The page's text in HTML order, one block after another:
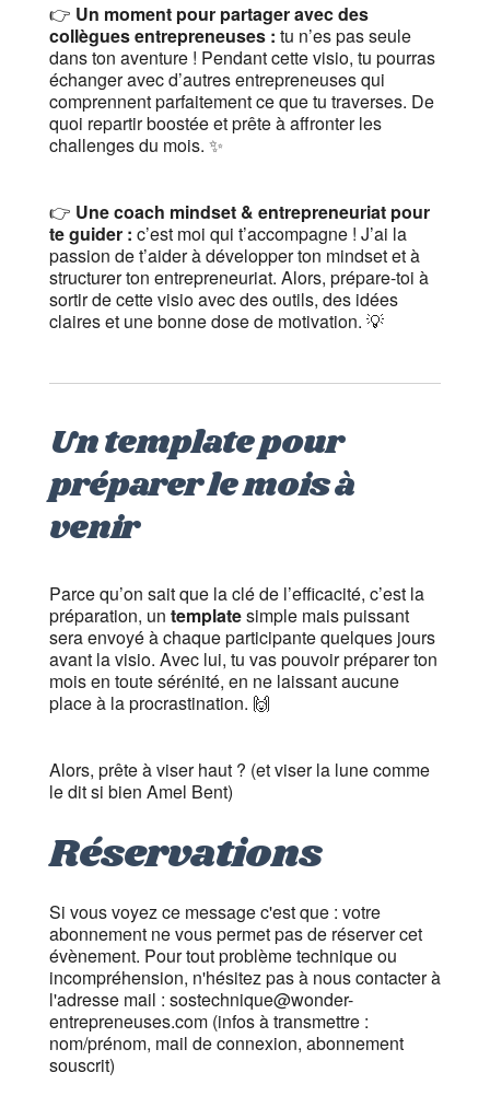
👉 Un moment pour partager avec des
collègues entrepreneuses : tu n’es pas seule
dans ton aventure ! Pendant cette visio, tu pourras
échanger avec d’autres entrepreneuses qui
comprennent parfaitement ce que tu traverses. De
quoi repartir boostée et prête à affronter les
challenges du mois. ✨
👉 Une coach mindset & entrepreneuriat pour
te guider : c’est moi qui t’accompagne ! J’ai la
passion de t’aider à développer ton mindset et à
structurer ton entrepreneuriat. Alors, prépare-toi à
sortir de cette visio avec des outils, des idées
claires et une bonne dose de motivation. 💡
Un template pour
préparer le mois à
venir
Parce qu’on sait que la clé de l’efficacité, c’est la
préparation, un templatesimple mais puissant
sera envoyé à chaque participante quelques jours
avant la visio. Avec lui, tu vas pouvoir préparer ton
mois en toute sérénité, en ne laissant aucune
place à la procrastination. 🙌
Alors, prête à viser haut ? (et viser la lune comme
le dit si bien Amel Bent)
Réservations
Si vous voyez ce message c'est que : votre
abonnement ne vous permet pas de réserver cet
évènement. Pour tout problème technique ou
incompréhension, n'hésitez pas à nous contacter à
l'adresse mail : sostechnique@wonder-
entrepreneuses.com (infos à transmettre :
nom/prénom, mail de connexion, abonnement
souscrit)